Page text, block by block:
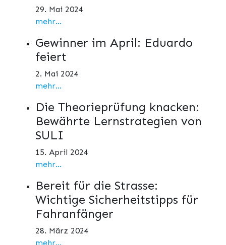
29. Mai 2024
mehr...
Gewinner im April: Eduardo
feiert
2. Mai 2024
mehr...
Die Theorieprüfung knacken:
Bewährte Lernstrategien von
SULI
15. April 2024
mehr...
Bereit für die Strasse:
Wichtige Sicherheitstipps für
Fahranfänger
28. März 2024
mehr...